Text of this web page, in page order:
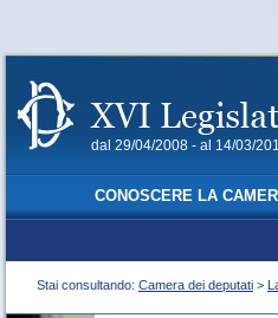
dal 29/04/2008 - al 14/03/
CONOSCERE LA
Stai consultando: Camera dei deputati >